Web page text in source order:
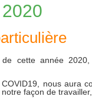
cette année
nous aura
façon de